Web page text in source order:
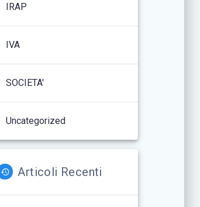
IRAP
IVA
SOCIETA'
Uncategorized
Articoli Recenti